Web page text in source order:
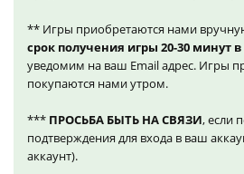
** Игры приобретаются нами
срок получения игры 20-30 минут
уведомим на ваш Email адрес. Игры
покупаются нами утром.
*** ПРОСЬБА БЫТЬ НА СВЯЗИ, если
подтверждения для входа в ваш
аккаунт).